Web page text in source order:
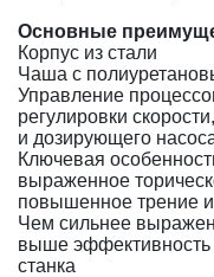
Основные
Корпус из стали
Чаша с
Управление
регулировки
и дозирующего
Ключевая
выраженное
повышенное трение и
Чем сильнее
выше эффективность
станка